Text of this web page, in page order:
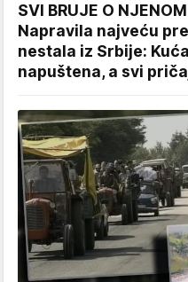
SVI BRUJE O
Napravila najveću
nestala iz Srbije:
napuštena, a svi